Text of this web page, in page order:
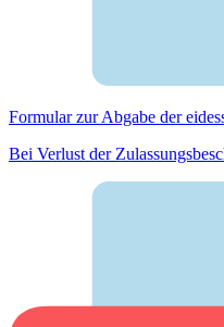
Formular zur Abgabe der
Bei Verlust der